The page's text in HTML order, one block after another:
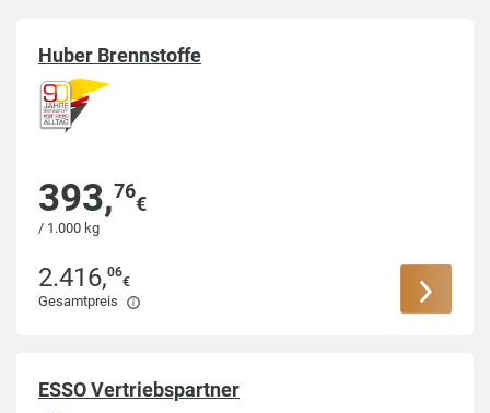
Huber Brennstoffe
393,76
€
/ 1.000 kg
2.416,06
€
Gesamtpreis
ESSO Vertriebspartner